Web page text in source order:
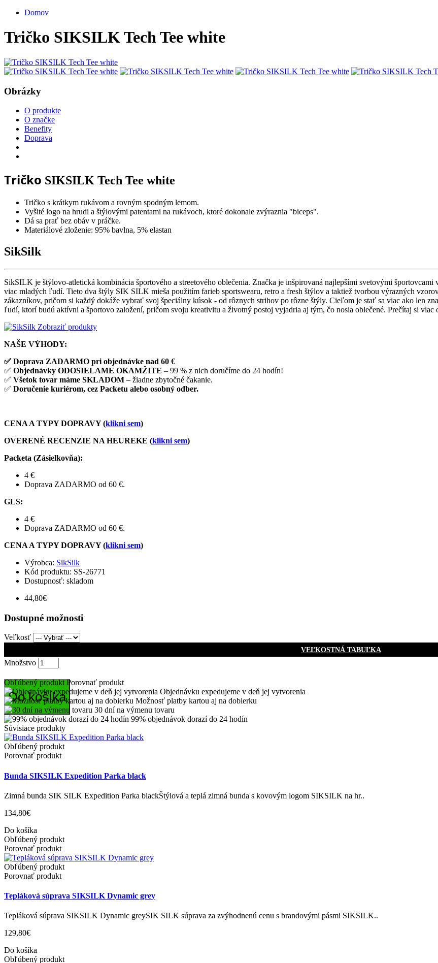
Domov
Tričko SIKSILK Tech Tee white
Obrázky
O produkte
O značke
Benefity
Doprava
Tričko SIKSILK Tech Tee white
Tričko s krátkym rukávom a rovným spodným lemom.
Vyšité logo na hrudi a štýlovými patentami na rukávoch, ktoré dokonale zvýraznia "biceps".
Dá sa prať bez obáv v práčke.
Materiálové zloženie: 95% bavlna, 5% elastan
SikSilk
SikSILK je štýlovo-atletická kombinácia športového a streetového oblečenia. Značka je inšpirovaná najlepšími svetovými
viac mladých ľudí. Tieto dva štýly SIK SILK mieša použitím farieb sportswearu, retro a fresh štýlov a taktiež tvorbou výrazných
zákazníkov, pričom si každý dokáže vybrať svoj špeciálny kúsok - od rôznych strihov po rôzne štýly. Cieľom je stať sa viac ako len
ľudí, ktorí budú aktívni a športovo založení, pričom svoju kreativitu a životný postoj vyjadria aj tým, čo nosia oblečené. Prečítaj si
Zobraziť produkty
NAŠE VÝHODY:
✅ Doprava ZADARMO pri objednávke nad 60 €
✅ Objednávky ODOSIELAME OKAMŽITE – 99 % z nich doručíme do 24 hodín!
✅ Všetok tovar máme SKLADOM – žiadne zbytočné čakanie.
✅ Doručenie kuriérom, cez Packetu alebo osobný odber.
CENA A TYPY DOPRAVY (klikni sem)
OVERENÉ RECENZIE NA HEUREKE (klikni sem)
Packeta (Zásielkovňa):
4 €
Doprava ZADARMO od 60 €.
GLS:
4 €
Doprava ZADARMO od 60 €.
CENA A TYPY DOPRAVY (klikni sem)
Výrobca: SikSilk
Kód produktu: SS-26771
Dostupnosť: skladom
44,80€
Dostupné možnosti
Veľkosť
VEĽKOSTNÁ TABUĽKA
Množstvo
Do košíka
Obľúbený produkt Porovnať produkt
Objednávku expedujeme v deň jej vytvorenia
Možnosť platby kartou aj na dobierku
30 dní na výmenu tovaru
99% objednávok dorazí do 24 hodín
Súvisiace produkty
Obľúbený produkt
Porovnať produkt
Bunda SIKSILK Expedition Parka black
Zimná bunda SIK SILK Expedition Parka blackŠtýlová a teplá zimná bunda s kovovým logom SIKSILK na hr..
134,80€
Do košíka
Obľúbený produkt
Porovnať produkt
Obľúbený produkt
Porovnať produkt
Tepláková súprava SIKSILK Dynamic grey
Tepláková súprava SIKSILK Dynamic greySIK SILK súprava za zvýhodnenú cenu s brandovými pásmi SIKSILK..
129,80€
Do košíka
Obľúbený produkt